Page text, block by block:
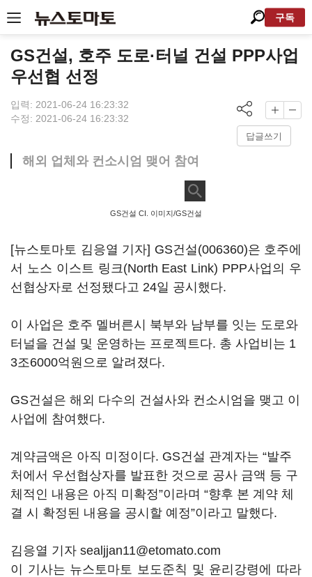
구독
GS건설, 호주 도로·터널 건설 PPP사업
우선협 선정
입력: 2021-06-24 16:23:32
수정: 2021-06-24 16:23:32
답글쓰기
해외 업체와 컨소시엄 맺어 참여
GS건설 CI. 이미지/GS건설
[뉴스토마토 김응열 기자] GS건설(006360)은 호주에
서 노스 이스트 링크(North East Link) PPP사업의 우
선협상자로 선정됐다고 24일 공시했다.
이 사업은 호주 멜버른시 북부와 남부를 잇는 도로와
터널을 건설 및 운영하는 프로젝트다. 총 사업비는 1
3조6000억원으로 알려졌다.
GS건설은 해외 다수의 건설사와 컨소시엄을 맺고 이
사업에 참여했다.
계약금액은 아직 미정이다. GS건설 관계자는 “발주
처에서 우선협상자를 발표한 것으로 공사 금액 등 구
체적인 내용은 아직 미확정”이라며 “향후 본 계약 체
결 시 확정된 내용을 공시할 예정”이라고 말했다.
김응열 기자 sealjjan11@etomato.com
이 기사는 뉴스토마토 보도준칙 및 윤리강령에 따라